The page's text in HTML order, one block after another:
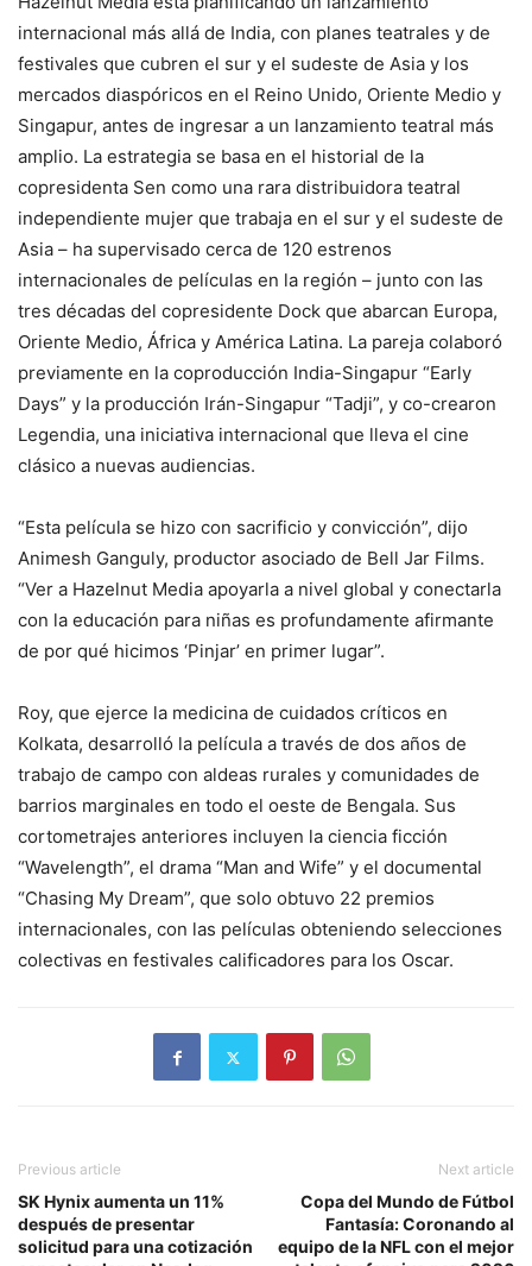
internacional más allá de India, con planes teatrales y de
festivales que cubren el sur y el sudeste de Asia y los
mercados diaspóricos en el Reino Unido, Oriente Medio y
Singapur, antes de ingresar a un lanzamiento teatral más
amplio. La estrategia se basa en el historial de la
copresidenta Sen como una rara distribuidora teatral
independiente mujer que trabaja en el sur y el sudeste de
Asia – ha supervisado cerca de 120 estrenos
internacionales de películas en la región – junto con las
tres décadas del copresidente Dock que abarcan Europa,
Oriente Medio, África y América Latina. La pareja colaboró
previamente en la coproducción India-Singapur “Early
Days” y la producción Irán-Singapur “Tadji”, y co-crearon
Legendia, una iniciativa internacional que lleva el cine
clásico a nuevas audiencias.
“Esta película se hizo con sacrificio y convicción”, dijo
Animesh Ganguly, productor asociado de Bell Jar Films.
“Ver a Hazelnut Media apoyarla a nivel global y conectarla
con la educación para niñas es profundamente afirmante
de por qué hicimos ‘Pinjar’ en primer lugar”.
Roy, que ejerce la medicina de cuidados críticos en
Kolkata, desarrolló la película a través de dos años de
trabajo de campo con aldeas rurales y comunidades de
barrios marginales en todo el oeste de Bengala. Sus
cortometrajes anteriores incluyen la ciencia ficción
“Wavelength”, el drama “Man and Wife” y el documental
“Chasing My Dream”, que solo obtuvo 22 premios
internacionales, con las películas obteniendo selecciones
colectivas en festivales calificadores para los Oscar.
Previous article
SK Hynix aumenta un 11%
después de presentar
solicitud para una cotización
Next article
Copa del Mundo de Fútbol
Fantasía: Coronando al
equipo de la NFL con el mejor